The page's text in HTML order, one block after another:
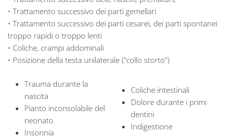
• Trattamento successivo dei parti gemellari
• Trattamento successivo dei parti cesarei, dei parti spontanei
troppo rapidi o troppo lenti
• Coliche, crampi addominali
• Posizione della testa unilaterale ("collo storto")
Trauma durante la
nascita
Pianto inconsolabile del
neonato
Insonnia
Coliche intestinali
Dolore durante i primi
dentini
Indigestione